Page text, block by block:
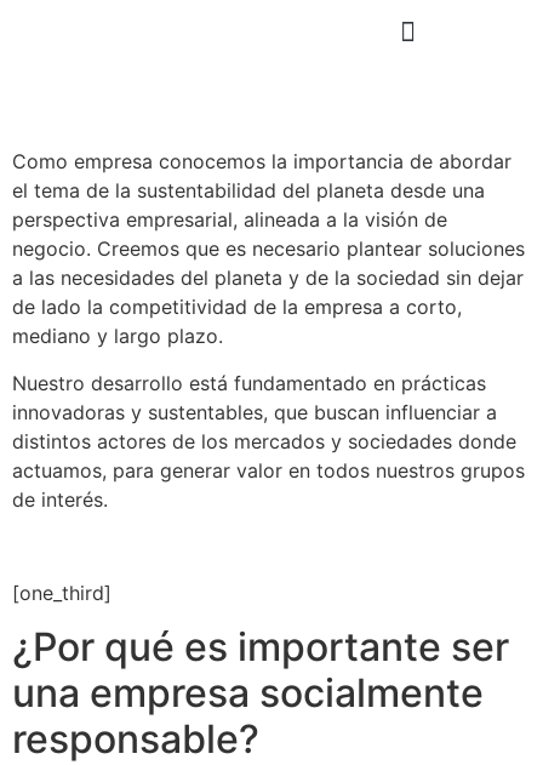
Como empresa conocemos la importancia de abordar
el tema de la sustentabilidad del planeta desde una
perspectiva empresarial, alineada a la visión de
negocio. Creemos que es necesario plantear soluciones
a las necesidades del planeta y de la sociedad sin dejar
de lado la competitividad de la empresa a corto,
mediano y largo plazo.
Nuestro desarrollo está fundamentado en prácticas
innovadoras y sustentables, que buscan influenciar a
distintos actores de los mercados y sociedades donde
actuamos, para generar valor en todos nuestros grupos
de interés.
[one_third]
¿Por qué es importante ser
una empresa socialmente
responsable?